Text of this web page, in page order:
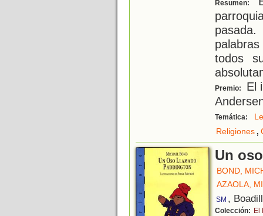
Resumen:
todos
Premio:
El
Temática:
Religiones,
Un
BOND,
AZAOLA,
SM ,
Colección: El